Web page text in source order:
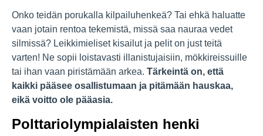
Onko teidän porukalla kilpailuhenkeä? Tai ehkä haluatte
vaan jotain rentoa tekemistä, missä saa nauraa vedet
silmissä? Leikkimieliset kisailut ja pelit on just teitä
varten! Ne sopii loistavasti illanistujaisiin, mökkireissuille
tai ihan vaan piristämään arkea. Tärkeintä on, että
kaikki pääsee osallistumaan ja pitämään hauskaa,
eikä voitto ole pääasia.
Polttariolympialaisten henki